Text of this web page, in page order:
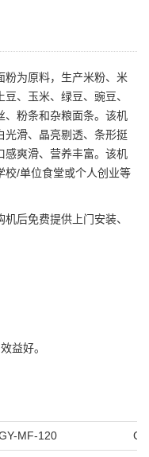
粉为原料，生产米粉、米
、玉米、绿豆、豌豆、
、粉条和杂粮面条。该机
光滑、晶亮剔透、条形挺
感爽滑、营养丰富。该机
校/单位食堂或个人创业等
后免费提供上门安装、
益好。
MF-120